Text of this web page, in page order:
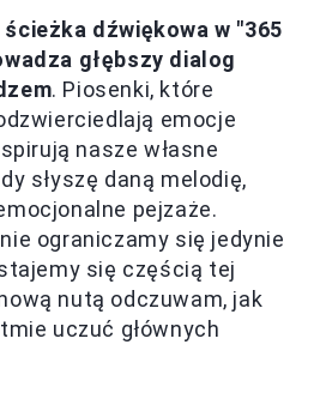
ścieżka dźwiękowa w "365
głębszy dialog
. Piosenki, które
emocje
nasze własne
słyszę daną melodię,
pejzaże.
ograniczamy się jedynie
się częścią tej
nutą odczuwam, jak
uczuć głównych